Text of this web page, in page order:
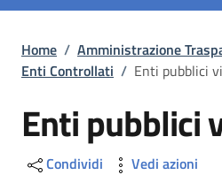
Briciole di pane
Home / Amministrazione
Enti Controllati / Enti pubblici
Enti pubblici
Condividi Vedi azioni